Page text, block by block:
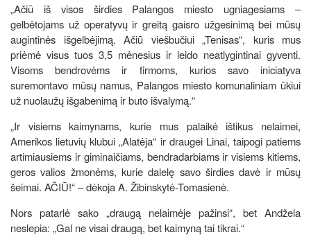
„Ačiū iš visos širdies Palangos miesto ugniagesiams –
gelbėtojams už operatyvų ir greitą gaisro užgesinimą bei mūsų
augintinės išgelbėjimą. Ačiū viešbučiui „Tenisas“, kuris mus
priėmė visus tuos 3,5 mėnesius ir leido neatlygintinai gyventi.
Visoms bendrovėms ir firmoms, kurios savo iniciatyva
suremontavo mūsų namus, Palangos miesto komunaliniam ūkiui
už nuolaužų išgabenimą ir buto išvalymą.“
„Ir visiems kaimynams, kurie mus palaikė ištikus nelaimei,
Amerikos lietuvių klubui „Alatėja“ ir draugei Linai, taipogi patiems
artimiausiems ir giminaičiams, bendradarbiams ir visiems kitiems,
geros valios žmonėms, kurie dalelę savo širdies davė ir mūsų
šeimai. AČIŪ!“ – dėkoja A. Žibinskytė-Tomasienė.
Nors patarlė sako „draugą nelaimėje pažinsi“, bet Andžela
neslepia: „Gal ne visai draugą, bet kaimyną tai tikrai.“